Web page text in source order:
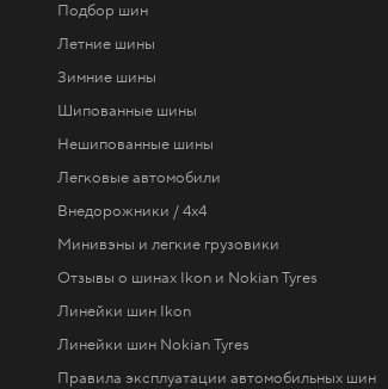
Подбор шин
Летние шины
Зимние шины
Шипованные шины
Нешипованные шины
Легковые автомобили
Внедорожники / 4x4
Минивэны и легкие грузовики
Отзывы о шинах Ikon и Nokian Tyres
Линейки шин Ikon
Линейки шин Nokian Tyres
Правила эксплуатации автомобильных шин